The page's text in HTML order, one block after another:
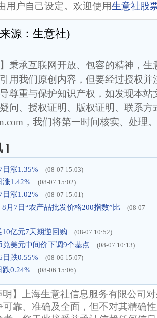
用户自己设定。欢迎使用生意社股
：生意社)
】秉承互联网开放、包容的精神，
用我们原创内容，但要经过授权并
尊重与保护知识产权，如发现本
问、授权证明、版权证明、联系方
，我们将第一时间核实、处理。
]
涨1.35% (08-07 15:03)
涨1.42% (08-07 15:02)
日涨1.02% (08-07 15:01)
月7日“农产品批发价格200指数”比
(08-07
10亿元7天期逆回购 (08-07 10:52)
兑美元中间价下调9个基点 (08-07 10:13)
跌0.55% (08-06 15:07)
跌0.24% (08-06 15:06)
明】上海生意社信息服务有限公司
可靠、准确及全面，但不对其精确